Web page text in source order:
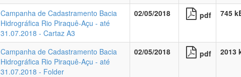
Campanha de Cadastramento Bacia
Hidrográfica Rio Piraquê-Açu - até
31.07.2018 - Cartaz A3
02/05/2018 pdf 745
Campanha de Cadastramento Bacia
Hidrográfica Rio Piraquê-Açu - até
31.07.2018 - Folder
02/05/2018 pdf 2013